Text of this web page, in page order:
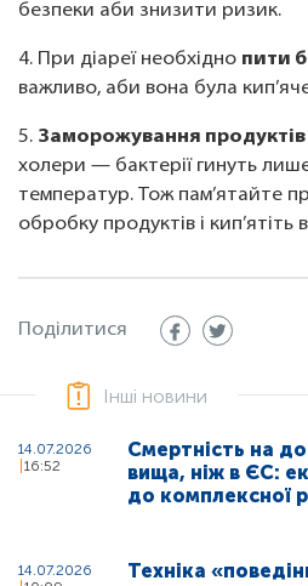
безпеки аби знизити ризик.
4. При діареї необхідно пити
важливо, аби вона була
5. Заморожування продуктів
холери — бактерії гинуть
температур. Тож пам’ятайте
обробку продуктів і кип’ятіть
Поділитися
Інші новини
14.07.2026
16:52
Смертність на
вища, ніж в ЄС:
до комплексної
14.07.2026
Техніка